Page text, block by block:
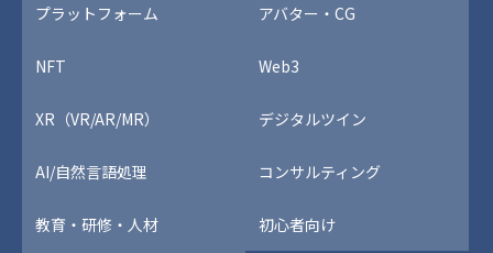
プラットフォーム アバター・CG
NFT Web3
XR（VR/AR/MR） デジタルツイン
AI/自然言語処理 コンサルティング
教育・研修・人材 初心者向け